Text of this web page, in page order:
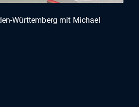
Württemberg mit Michael